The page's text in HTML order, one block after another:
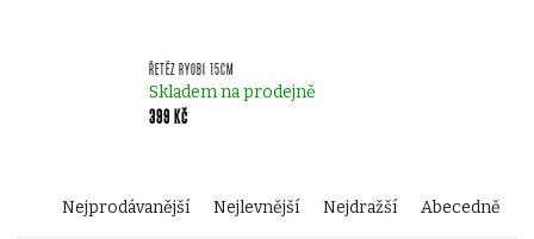
ŘETĚZ RYOBI 15CM
Skladem na prodejně
399 Kč
ŘNejprodávanější Nejlevnější Nejdražší Abecedně